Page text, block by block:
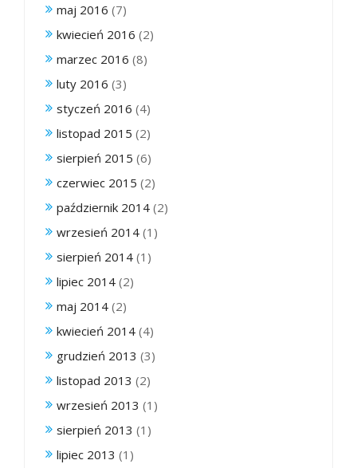
maj 2016 (7)
kwiecień 2016 (2)
marzec 2016 (8)
luty 2016 (3)
styczeń 2016 (4)
listopad 2015 (2)
sierpień 2015 (6)
czerwiec 2015 (2)
październik 2014 (2)
wrzesień 2014 (1)
sierpień 2014 (1)
lipiec 2014 (2)
maj 2014 (2)
kwiecień 2014 (4)
grudzień 2013 (3)
listopad 2013 (2)
wrzesień 2013 (1)
sierpień 2013 (1)
lipiec 2013 (1)